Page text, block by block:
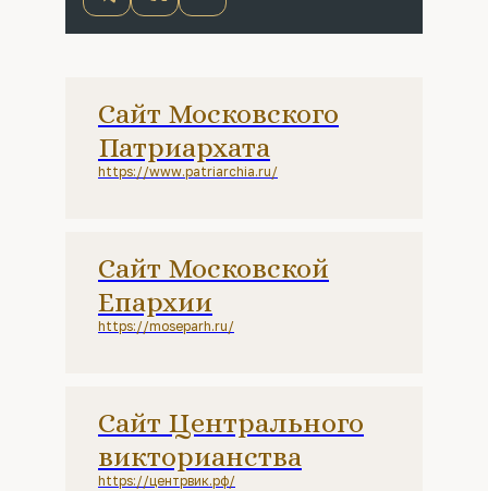
Сайт Центрального
викторианства
https://центрвик.рф/
Сайт Московской
Епархии
https://moseparh.ru/
Сайт Московского
Патриархата
https://www.patriarchia.ru/